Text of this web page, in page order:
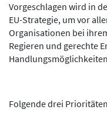
Vorgeschlagen wird in
EU-Strategie, um vor
Organisationen bei
Regieren und gerechte
Folgende drei